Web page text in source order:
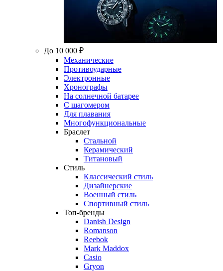
До 10 000 ₽
Механические
Противоударные
Электронные
Хронографы
На солнечной батарее
С шагомером
Для плавания
Многофункциональные
Браслет
Стальной
Керамический
Титановый
Стиль
Классический стиль
Дизайнерские
Военный стиль
Спортивный стиль
Топ-бренды
Danish Design
Romanson
Reebok
Mark Maddox
Casio
Gryon